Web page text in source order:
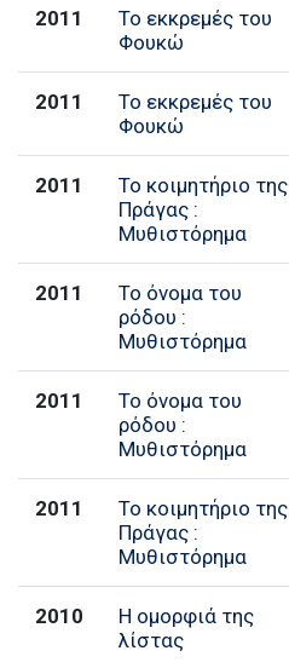
2011
Το εκκρεμές του
Φουκώ
2011
Το εκκρεμές του
Φουκώ
2011
Το κοιμητήριο της
Πράγας :
Μυθιστόρημα
2011
Το όνομα του
ρόδου :
Μυθιστόρημα
2011
Το όνομα του
ρόδου :
Μυθιστόρημα
2011
Το κοιμητήριο της
Πράγας :
Μυθιστόρημα
2010
Η ομορφιά της
λίστας